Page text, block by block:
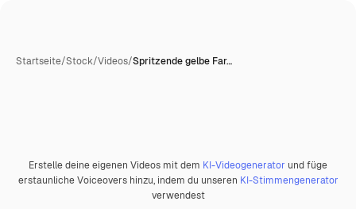
Startseite/Stock/Videos/Spritzende gelbe Far…
Premium
Erstelle deine eigenen Videos mit dem KI-Videogenerator und füge
erstaunliche Voiceovers hinzu, indem du unseren KI-Stimmengenerator
verwendest